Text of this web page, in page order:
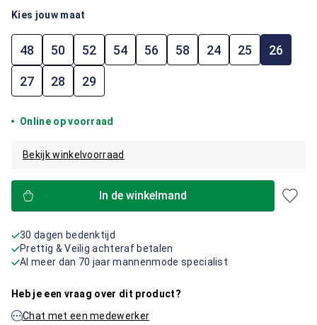
Kies jouw maat
48 50 52 54 56 58 24 25 26
27 28 29
Online op voorraad
Bekijk winkelvoorraad
In de winkelmand
30 dagen bedenktijd
Prettig & Veilig achteraf betalen
Al meer dan 70 jaar mannenmode specialist
Heb je een vraag over dit product?
Chat met een medewerker